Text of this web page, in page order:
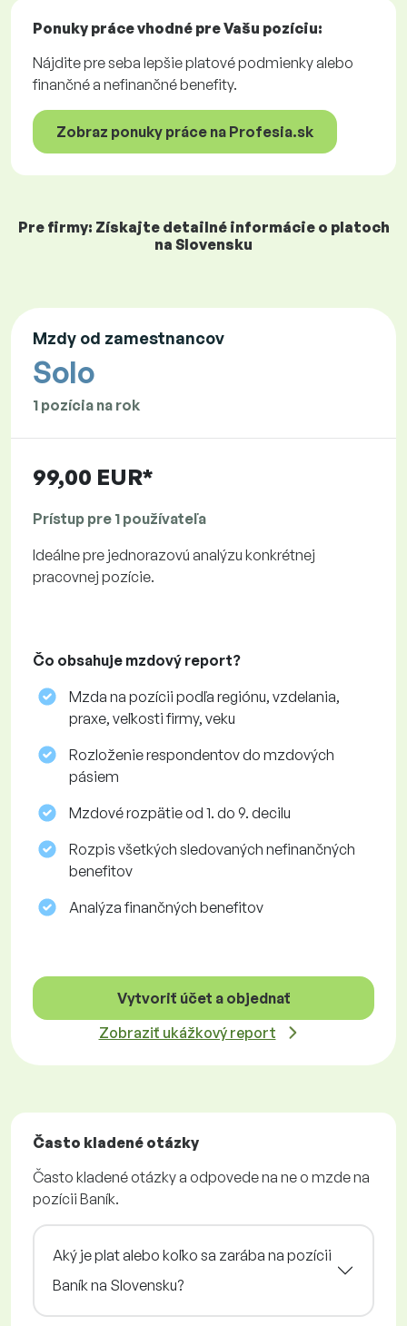
Ponuky prácevhodné pre Vašu pozíciu:
Nájdite pre seba lepšie platové podmienky alebo
finančné a nefinančné benefity.
Zobraz ponuky práce na Profesia.sk
Pre firmy: Získajte detailné informácie o platoch
na Slovensku
Mzdy od zamestnancov
Solo
1 pozícia na rok
99,00 EUR*
Prístup pre 1 používateľa
Ideálne pre jednorazovú analýzu konkrétnej
pracovnej pozície.
Čo obsahuje mzdový report?
Mzda na pozícii podľa regiónu, vzdelania,
praxe, veľkosti firmy, veku
Rozloženie respondentov do mzdových
pásiem
Mzdové rozpätie od 1. do 9. decilu
Rozpis všetkých sledovaných nefinančných
benefitov
Analýza finančných benefitov
Vytvoriť účet a objednať
Zobraziť ukážkový report
Často kladené otázky
Často kladené otázky a odpovede na ne o mzde na
pozícii Baník.
Aký je plat alebo koľko sa zarába na pozícii
Baník na Slovensku?